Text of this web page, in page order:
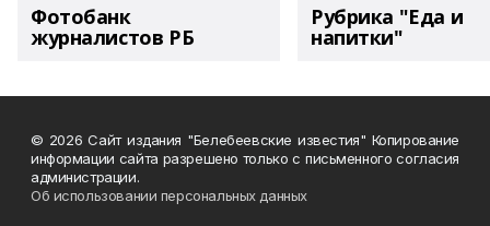
Фотобанк
журналистов РБ
Рубрика "Еда и
напитки"
© 2026 Сайт издания "Белебеевские известия" Копирование
информации сайта разрешено только с письменного согласия
администрации.
Об использовании персональных данных